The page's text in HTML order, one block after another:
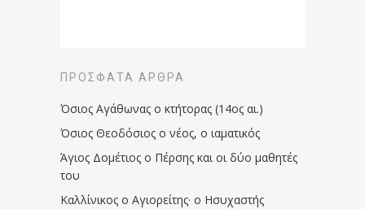
ΠΡΌΣΦΑΤΑ ΆΡΘΡΑ
Όσιος Αγάθωνας ο κτήτορας (14ος αι.)
Όσιος Θεοδόσιος ο νέος, ο ιαματικός
Άγιος Δομέτιος ο Πέρσης και οι δύο μαθητές
του
Καλλίνικος ο Αγιορείτης · ο Ησυχαστής